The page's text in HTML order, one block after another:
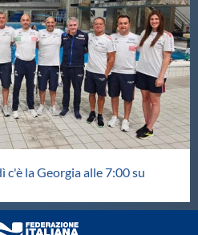
c'è la Georgia alle 7:00 su